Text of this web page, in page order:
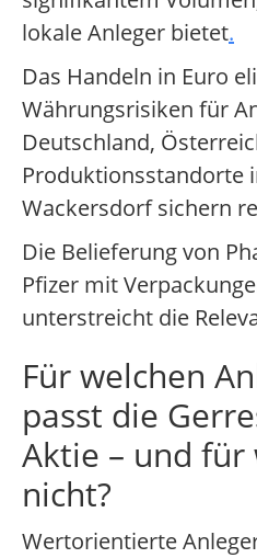
lokale Anleger bietet.
Das Handeln in Euro
Währungsrisiken für
Deutschland,
Produktionsstandorte
Wackersdorf sichern
Die Belieferung von
Pfizer mit
unterstreicht die
Für welchen
passt die
Aktie – und
nicht?
Wertorientierte